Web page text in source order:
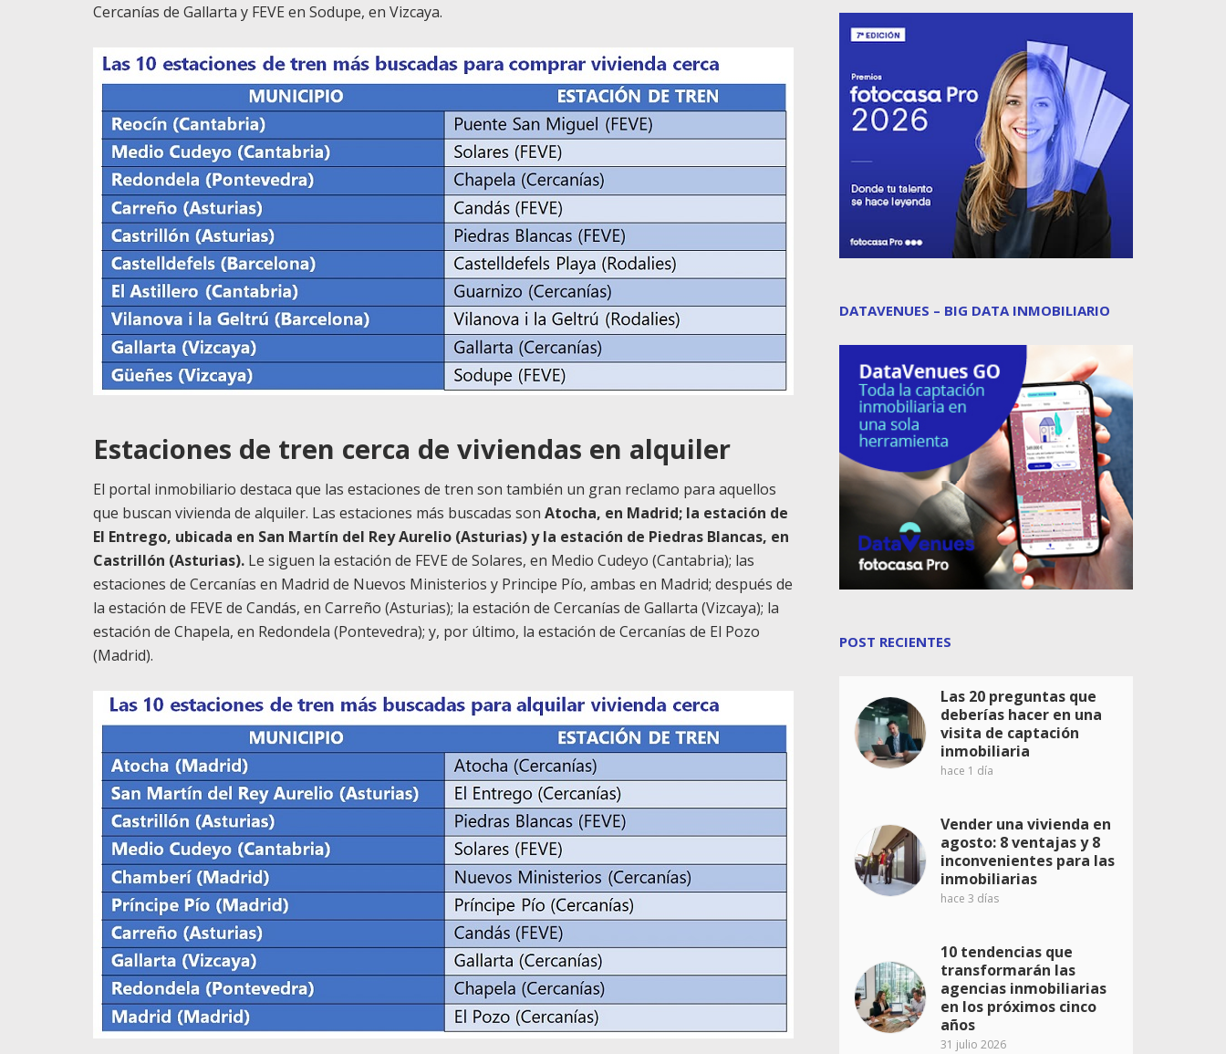
Cercanías de Gallarta y FEVE en Sodupe, en Vizcaya.
Estaciones de tren cerca de viviendas en alquiler
El portal inmobiliario destaca que las estaciones de tren son también un gran reclamo para aquellos
que buscan vivienda de alquiler. Las estaciones más buscadas son Atocha, en Madrid; la estación de
El Entrego, ubicada en San Martín del Rey Aurelio (Asturias) y la estación de Piedras Blancas, en
Castrillón (Asturias). Le siguen la estación de FEVE de Solares, en Medio Cudeyo (Cantabria); las
estaciones de Cercanías en Madrid de Nuevos Ministerios y Principe Pío, ambas en Madrid; después de
la estación de FEVE de Candás, en Carreño (Asturias); la estación de Cercanías de Gallarta (Vizcaya); la
estación de Chapela, en Redondela (Pontevedra); y, por último, la estación de Cercanías de El Pozo
(Madrid).
DATAVENUES – BIG DATA INMOBILIARIO
POST RECIENTES
Las 20 preguntas que
deberías hacer en una
visita de captación
inmobiliaria
hace 1 día
Vender una vivienda en
agosto: 8 ventajas y 8
inconvenientes para las
inmobiliarias
hace 3 días
10 tendencias que
transformarán las
agencias inmobiliarias
en los próximos cinco
años
31 julio 2026